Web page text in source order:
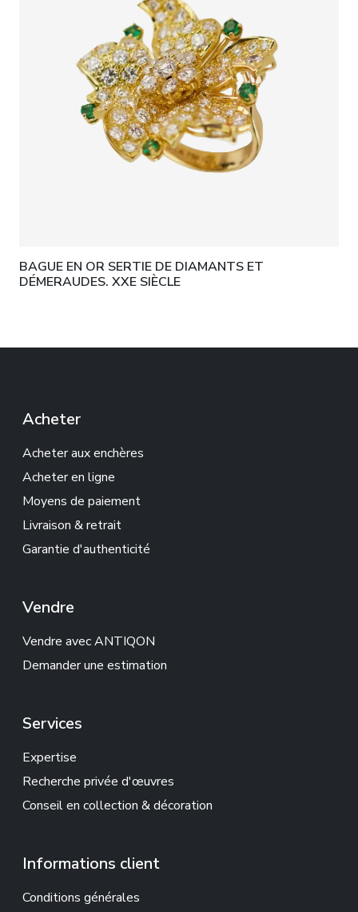
BAGUE EN OR SERTIE DE DIAMANTS ET
DÉMERAUDES. XXE SIÈCLE
Acheter
Acheter aux enchères
Acheter en ligne
Moyens de paiement
Livraison & retrait
Garantie d'authenticité
Vendre
Vendre avec ANTIQON
Demander une estimation
Services
Expertise
Recherche privée d'œuvres
Conseil en collection & décoration
Informations client
Conditions générales